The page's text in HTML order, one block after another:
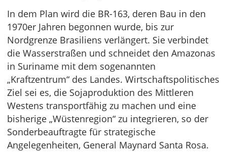
In dem Plan wird die BR-163, deren Bau in den
1970er Jahren begonnen wurde, bis zur
Nordgrenze Brasiliens verlängert. Sie verbindet
die Wasserstraßen und schneidet den Amazonas
in Suriname mit dem sogenannten
„Kraftzentrum“ des Landes. Wirtschaftspolitisches
Ziel sei es, die Sojaproduktion des Mittleren
Westens transportfähig zu machen und eine
bisherige „Wüstenregion“ zu integrieren, so der
Sonderbeauftragte für strategische
Angelegenheiten, General Maynard Santa Rosa.